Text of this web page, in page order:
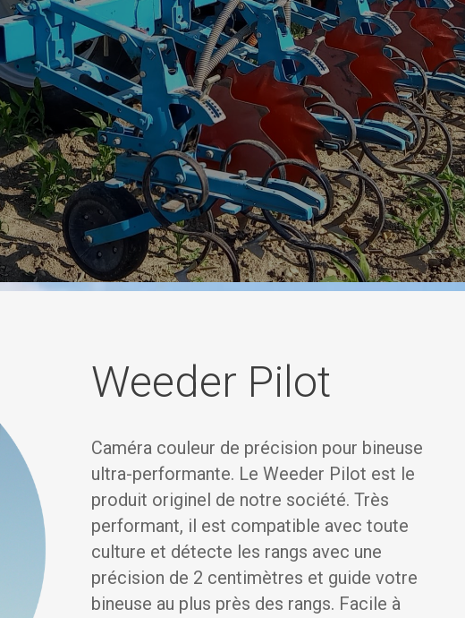
Weeder Pilot
Caméra couleur de précision pour bineuse
ultra-performante. Le Weeder Pilot est le
produit originel de notre société. Très
performant, il est compatible avec toute
culture et détecte les rangs avec une
précision de 2 centimètres et guide votre
bineuse au plus près des rangs. Facile à